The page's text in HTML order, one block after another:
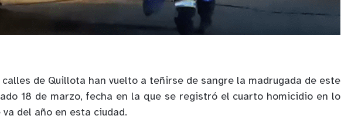
calles de Quillota han vuelto a teñirse de sangre la madrugada de este
18 de marzo, fecha en la que se registró el cuarto homicidio en lo
va del año en esta ciudad.